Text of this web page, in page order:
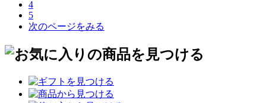
4
5
次のページをみる